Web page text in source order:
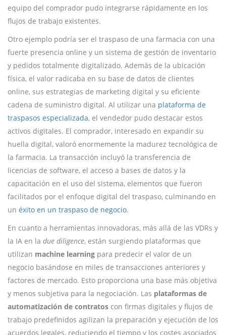
equipo del comprador pudo integrarse rápidamente en los
flujos de trabajo existentes.
Otro ejemplo podría ser el traspaso de una farmacia con una
fuerte presencia online y un sistema de gestión de inventario
y pedidos totalmente digitalizado. Además de la ubicación
física, el valor radicaba en su base de datos de clientes
online, sus estrategias de marketing digital y su eficiente
cadena de suministro digital. Al utilizar una plataforma de
traspasos especializada, el vendedor pudo destacar estos
activos digitales. El comprador, interesado en expandir su
huella digital, valoró enormemente la madurez tecnológica de
la farmacia. La transacción incluyó la transferencia de
licencias de software, el acceso a bases de datos y la
capacitación en el uso del sistema, elementos que fueron
facilitados por el enfoque digital del traspaso, culminando en
un éxito en un traspaso de negocio.
En cuanto a herramientas innovadoras, más allá de las VDRs y
la IA en la due diligence, están surgiendo plataformas que
utilizan machine learning para predecir el valor de un
negocio basándose en miles de transacciones anteriores y
factores de mercado. Esto proporciona una base más objetiva
y menos subjetiva para la negociación. Las plataformas de
automatización de contratos con firmas digitales y flujos de
trabajo predefinidos agilizan la preparación y ejecución de los
acuerdos legales, reduciendo el tiempo y los costes asociados